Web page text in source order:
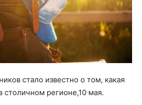
стало известно о том, какая
столичном регионе,10 мая.